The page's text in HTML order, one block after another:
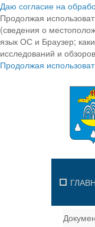
Даю согласие на
Продолжая
(сведения о
язык ОС и Браузер;
исследований и
Продолжая